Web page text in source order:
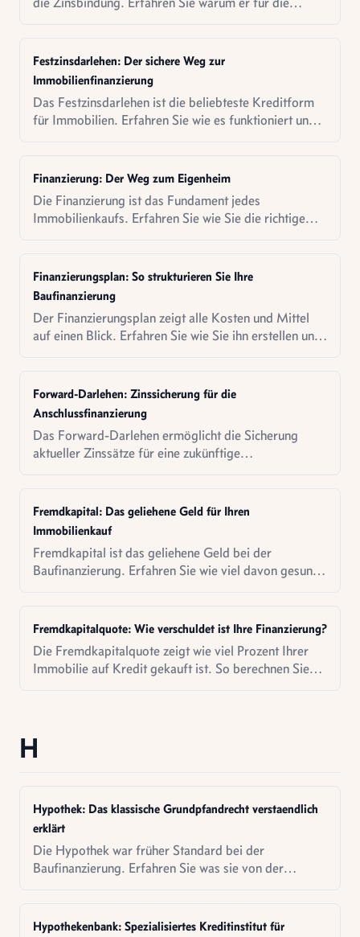
Festzinsdarlehen: Der sichere Weg zur
Immobilienfinanzierung
Das Festzinsdarlehen ist die beliebteste Kreditform
für Immobilien. Erfahren Sie wie es funktioniert und
Finanzierung: Der Weg zum Eigenheim
Die Finanzierung ist das Fundament jedes
Immobilienkaufs. Erfahren Sie wie Sie die richtige
Finanzierungsplan: So strukturieren Sie Ihre
Baufinanzierung
Der Finanzierungsplan zeigt alle Kosten und Mittel
auf einen Blick. Erfahren Sie wie Sie ihn erstellen und
Forward-Darlehen: Zinssicherung für die
Anschlussfinanzierung
Das Forward-Darlehen ermöglicht die Sicherung
aktueller Zinssätze für eine zukünftige
Fremdkapital: Das geliehene Geld für Ihren
Immobilienkauf
Fremdkapital ist das geliehene Geld bei der
Baufinanzierung. Erfahren Sie wie viel davon gesund
Fremdkapitalquote: Wie verschuldet ist Ihre Finanzierung?
Die Fremdkapitalquote zeigt wie viel Prozent Ihrer
Immobilie auf Kredit gekauft ist. So berechnen Sie
H
Hypothek: Das klassische Grundpfandrecht verstaendlich
erklärt
Die Hypothek war früher Standard bei der
Baufinanzierung. Erfahren Sie was sie von der
Hypothekenbank: Spezialisiertes Kreditinstitut für